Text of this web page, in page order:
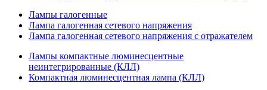
Лампы галогенные
Лампа галогенная сетевого напряжения
Лампа галогенная сетевого напряжения с отражателем
Лампы компактные люминесцентные
неинтегрированные (КЛЛ)
Компактная люминесцентная лампа (КЛЛ)